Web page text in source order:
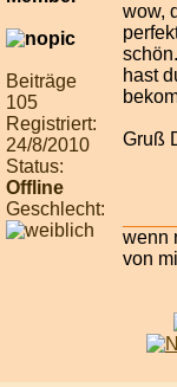
Beiträge
105
Registriert:
24/8/2010
Status:
Offline
Geschlecht:
wow,
hast
Gruß
wenn
von